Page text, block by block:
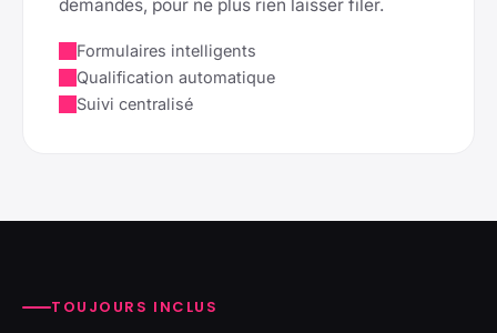
demandes, pour ne plus rien laisser filer.
Formulaires intelligents
Qualification automatique
Suivi centralisé
TOUJOURS INCLUS